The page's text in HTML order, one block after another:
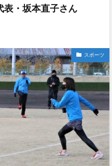
表・坂本直子さん
スポーツ